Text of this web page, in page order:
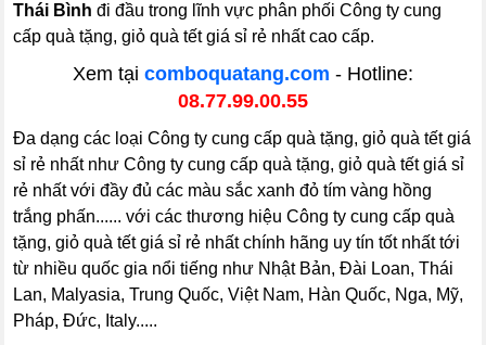
Thái Bình đi đầu trong lĩnh vực phân phối Công ty cung
cấp quà tặng, giỏ quà tết giá sỉ rẻ nhất cao cấp.
Xem tại comboquatang.com - Hotline:
08.77.99.00.55
Đa dạng các loại Công ty cung cấp quà tặng, giỏ quà tết giá
sỉ rẻ nhất như Công ty cung cấp quà tặng, giỏ quà tết giá sỉ
rẻ nhất với đầy đủ các màu sắc xanh đỏ tím vàng hồng
trắng phấn...... với các thương hiệu Công ty cung cấp quà
tặng, giỏ quà tết giá sỉ rẻ nhất chính hãng uy tín tốt nhất tới
từ nhiều quốc gia nổi tiếng như Nhật Bản, Đài Loan, Thái
Lan, Malyasia, Trung Quốc, Việt Nam, Hàn Quốc, Nga, Mỹ,
Pháp, Đức, Italy.....